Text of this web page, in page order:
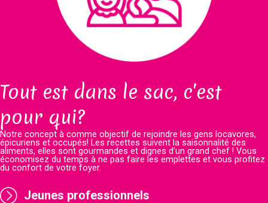
Tout est dans le sac, c'est
pour qui?
Notre concept à comme objectif de rejoindre les gens locavores,
épicuriens et occupés! Les recettes suivent la saisonnalité des
aliments, elles sont gourmandes et dignes d’un grand chef ! Vous
économisez du temps à ne pas faire les emplettes et vous profitez
du confort de votre foyer.
Jeunes professionnels